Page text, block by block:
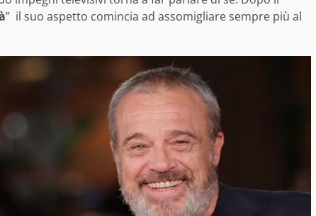
” il suo aspetto comincia ad assomigliare sempre più al